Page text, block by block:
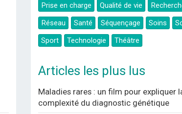
Prise en charge
Qualité de vie
Réseau
Santé Séquençage Soins
Sport
Technologie Théâtre
Articles les plus lus
Maladies rares : un film pour expliquer
complexité du diagnostic génétique